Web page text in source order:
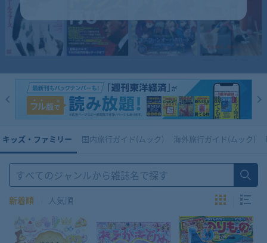
キッズ・ファミリー 国内旅行ガイド(ムック) 海外旅行ガイド(ムック)
新着順 人気順